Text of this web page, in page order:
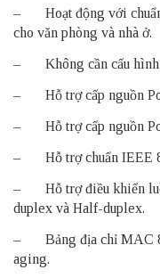
– Hoạt động với chuẩn
cho văn phòng và nhà ở.
– Không cần cấu hình
– Hỗ trợ cấp nguồn
– Hỗ trợ cấp nguồn
– Hỗ trợ chuẩn IEEE
– Hỗ trợ điều khiển
duplex và Half-duplex.
– Bảng địa chỉ MAC
aging.